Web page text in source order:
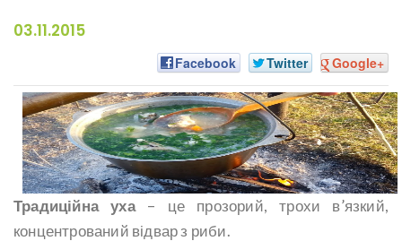
03.11.2015
Facebook Twitter Google+
Традиційна уха– це прозорий, трохи в’язкий,
концентрований відвар з риби.